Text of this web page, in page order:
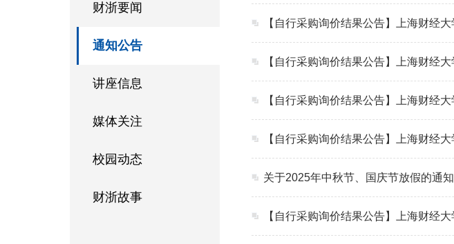
财浙要闻
通知公告
讲座信息
媒体关注
校园动态
财浙故事
关于2025年中秋节、国庆节放假的通知